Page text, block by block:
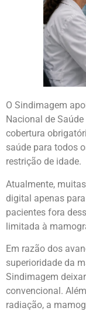
O Sindimagem
Nacional de
cobertura
saúde para todos
restrição de idade.
Atualmente,
digital apenas
pacientes fora
limitada à
Em razão dos
superioridade da
Sindimagem
convencional.
radiação, a